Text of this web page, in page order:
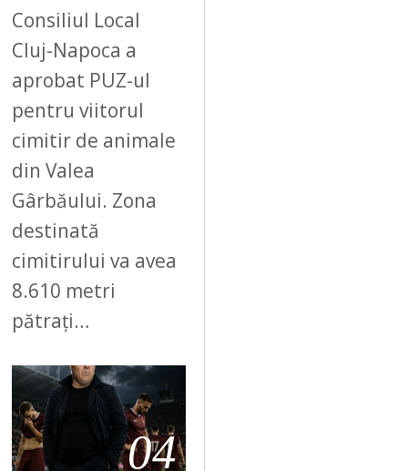
Consiliul Local
Cluj-Napoca a
aprobat PUZ-ul
pentru viitorul
cimitir de animale
din Valea
Gârbăului. Zona
destinată
cimitirului va avea
8.610 metri
pătrați…
04